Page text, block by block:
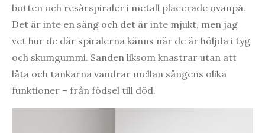
botten och resårspiraler i metall placerade ovanpå.
Det är inte en säng och det är inte mjukt, men jag
vet hur de där spiralerna känns när de är höljda i tyg
och skumgummi. Sanden liksom knastrar utan att
låta och tankarna vandrar mellan sängens olika
funktioner – från födsel till död.